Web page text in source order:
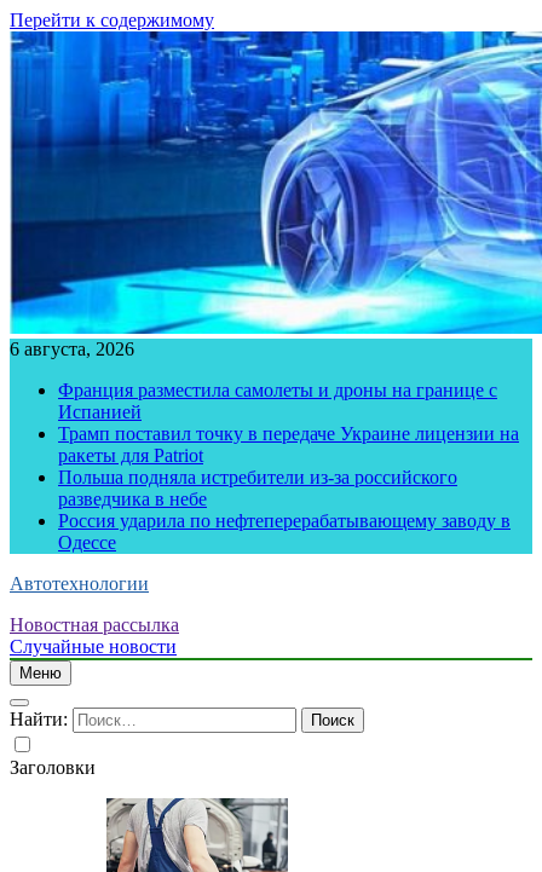
Перейти к содержимому
6 августа, 2026
Франция разместила самолеты и дроны на границе с
Испанией
Трамп поставил точку в передаче Украине лицензии на
ракеты для Patriot
Польша подняла истребители из-за российского
разведчика в небе
Россия ударила по нефтеперерабатывающему заводу в
Одессе
Автотехнологии
Новостная рассылка
Случайные новости
Меню
Найти:
Заголовки